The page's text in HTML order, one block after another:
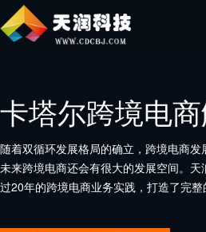
卡塔尔跨境电
随着双循环发展格局的确立，跨境电商
未来跨境电商还会有很大的发展空间。
过20年的跨境电商业务实践，打造了完